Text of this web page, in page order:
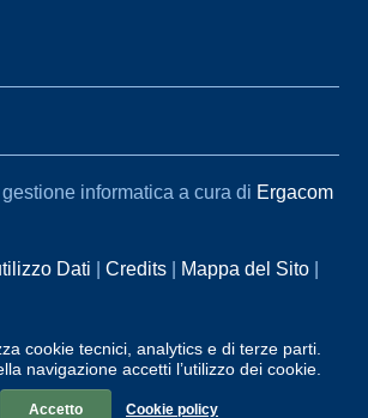
cookie tecnici, analytics e di terze parti.
navigazione accetti l’utilizzo dei cookie.
Accetto Cookie policy
Utili
informatica a cura di Ergacom
Dati Credits
Mappa del Sito
accessi
Dichiarazione di